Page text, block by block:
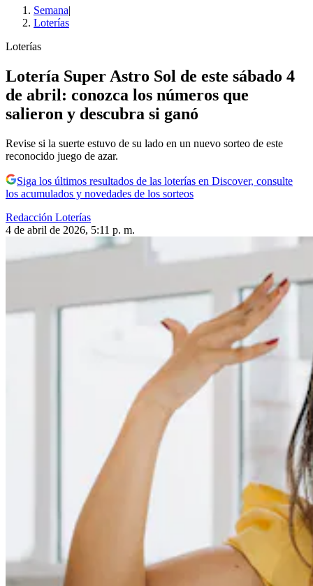
Semana|
Loterías
Loterías
Lotería Super Astro Sol de este sábado 4
de abril: conozca los números que
salieron y descubra si ganó
Revise si la suerte estuvo de su lado en un nuevo sorteo de este
reconocido juego de azar.
Siga los últimos resultados de las loterías en Discover, consulte
los acumulados y novedades de los sorteos
Redacción Loterías
4 de abril de 2026, 5:11 p. m.